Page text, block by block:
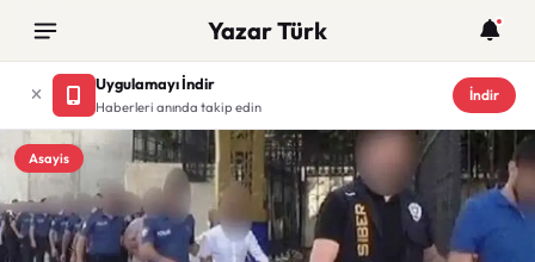
Yazar Türk
Uygulamayı İndir
Haberleri anında takip edin
İndir
Asayis